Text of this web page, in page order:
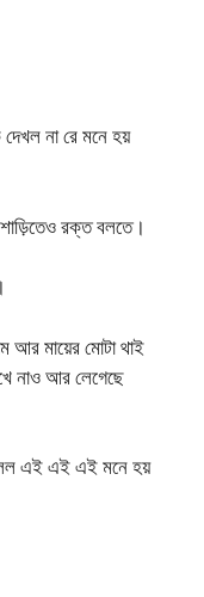
না রে মনে হয়
রক্ত বলতে।
আর মায়ের মোটা থাই
নাও আর লেগেছে
এই এই এই মনে হয়